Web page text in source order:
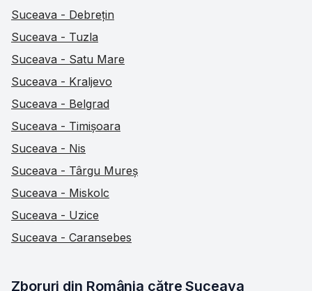
Suceava - Debrețin
Suceava - Tuzla
Suceava - Satu Mare
Suceava - Kraljevo
Suceava - Belgrad
Suceava - Timișoara
Suceava - Nis
Suceava - Târgu Mureș
Suceava - Miskolc
Suceava - Uzice
Suceava - Caransebes
Zboruri din România către Suceava